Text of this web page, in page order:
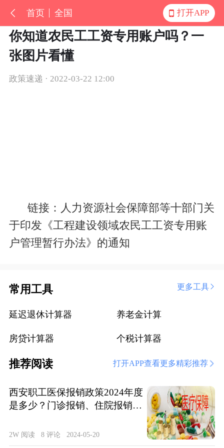
首页 全国 打开APP
你知道农民工工资专用账户吗？一
张图片看懂
政策速递 · 2022-03-22 12:00
链接：人力资源社会保障部等十部门关
于印发《工程建设领域农民工工资专用账
户管理暂行办法》的通知
常用工具 更多工具
延迟退休计算器 养老金计算
房贷计算器 个税计算器
推荐阅读 打开APP查看更多精彩推荐
西安职工医保报销政策2024年度
是多少？门诊报销、住院报销政
2W 阅读 8 评论 2024-05-20